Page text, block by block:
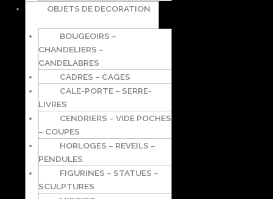
OBJETS DE DECORATION
BOUGEOIRS –
CHANDELIERS –
CANDELABRES
CADRES – CAGES
CALE-PORTE – SERRE-
LIVRES
CENDRIERS – VIDE POCHES
– COUPES
HORLOGES – REVEILS –
PENDULES
FIGURINES – STATUES –
SCULPTURES